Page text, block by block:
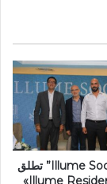
شركة”Illume Societies” تطلق
مشروع « Illume Residence»